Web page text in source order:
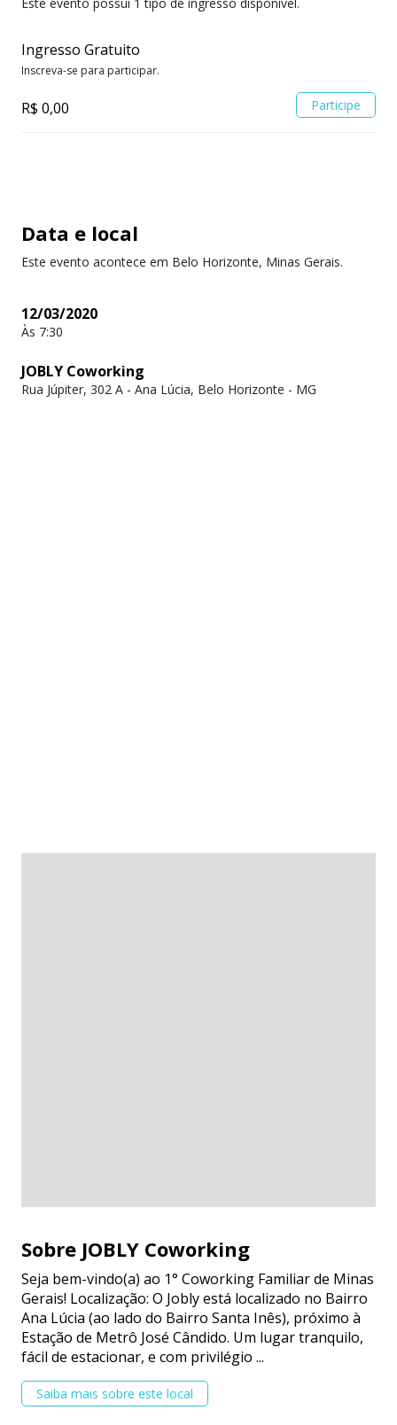
Ingresso Gratuito
Inscreva-se para participar.
R$ 0,00 Participe
Data e local
Este evento acontece em Belo Horizonte, Minas Gerais.
12/03/2020
Às 7:30
JOBLY Coworking
Rua Júpiter, 302 A - Ana Lúcia, Belo Horizonte - MG
Sobre JOBLY Coworking
Seja bem-vindo(a) ao 1° Coworking Familiar de Minas
Gerais! Localização: O Jobly está localizado no Bairro
Ana Lúcia (ao lado do Bairro Santa Inês), próximo à
Estação de Metrô José Cândido. Um lugar tranquilo,
fácil de estacionar, e com privilégio ...
Saiba mais sobre este local